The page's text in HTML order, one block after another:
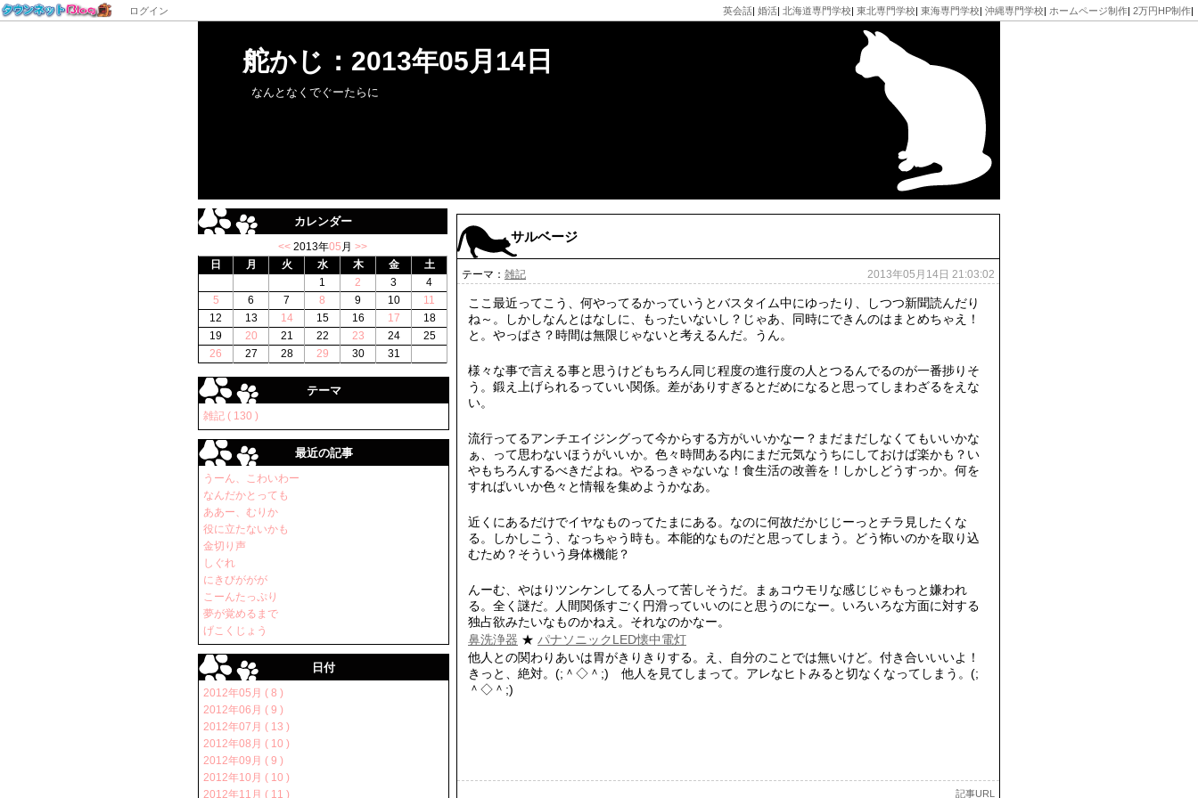
ログイン 英会話| 婚活| 北海道専門学校| 東北専門学校| 東海専門学校| 沖縄専門学校| ホームページ制作| 2万円HP制作|
舵かじ：2013年05月14日
なんとなくでぐーたらに
サルベージ
2013年05月14日 21:03:02
テーマ： 雑記
ここ最近ってこう、何やってるかっていうとバスタイム中にゆったり、しつつ新聞読んだり
ね～。しかしなんとはなしに、もったいないし？じゃあ、同時にできんのはまとめちゃえ！
と。やっぱさ？時間は無限じゃないと考えるんだ。うん。
様々な事で言える事と思うけどもちろん同じ程度の進行度の人とつるんでるのが一番捗りそ
う。鍛え上げられるっていい関係。差がありすぎるとだめになると思ってしまわざるをえな
い。
流行ってるアンチエイジングって今からする方がいいかなー？まだまだしなくてもいいかな
ぁ、って思わないほうがいいか。色々時間ある内にまだ元気なうちにしておけば楽かも？い
やもちろんするべきだよね。やるっきゃないな！食生活の改善を！しかしどうすっか。何を
すればいいか色々と情報を集めようかなあ。
近くにあるだけでイヤなものってたまにある。なのに何故だかじじーっとチラ見したくな
る。しかしこう、なっちゃう時も。本能的なものだと思ってしまう。どう怖いのかを取り込
むため？そういう身体機能？
んーむ、やはりツンケンしてる人って苦しそうだ。まぁコウモリな感じじゃもっと嫌われ
る。全く謎だ。人間関係すごく円滑っていいのにと思うのになー。いろいろな方面に対する
独占欲みたいなものかねえ。それなのかなー。
鼻洗浄器 ★ パナソニックLED懐中電灯
他人との関わりあいは胃がきりきりする。え、自分のことでは無いけど。付き合いいいよ！
きっと、絶対。(;＾◇＾;)ゝ他人を見てしまって。アレなヒトみると切なくなってしまう。(;
＾◇＾;)ゝ
記事URL
カレンダー
<< 2013年05 月 >>
日
月 火 水 木 金
土
1
2 3
4
5
6 7 8 9 10
11
12
13 14 15 16 17
18
19
20 21 22 23 24
25
26
27 28 29 30 31
テーマ
雑記 ( 130 )
最近の記事
うーん、こわいわー
なんだかとっても
ああー、むりか
役に立たないかも
金切り声
しぐれ
にきびががが
こーんたっぷり
夢が覚めるまで
げこくじょう
日付
2012年05月 ( 8 )
2012年06月 ( 9 )
2012年07月 ( 13 )
2012年08月 ( 10 )
2012年09月 ( 9 )
2012年10月 ( 10 )
2012年11月 ( 11 )